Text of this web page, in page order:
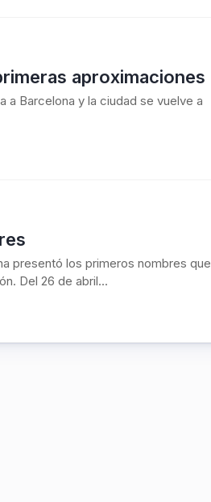
aproximaciones
a Barcelona y la ciudad se vuelve a
presentó los primeros nombres que
Del 26 de abril...